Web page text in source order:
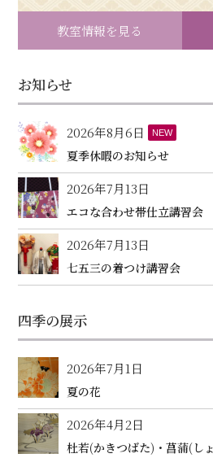
教室情報を見る
お知らせ
2026年8月6日 NEW
夏季休暇のお知らせ
2026年7月13日
エコな合わせ帯仕立講習会
2026年7月13日
七五三の着つけ講習会
四季の展示
2026年7月1日
夏の花
2026年4月2日
杜若(かきつばた)・菖蒲(し